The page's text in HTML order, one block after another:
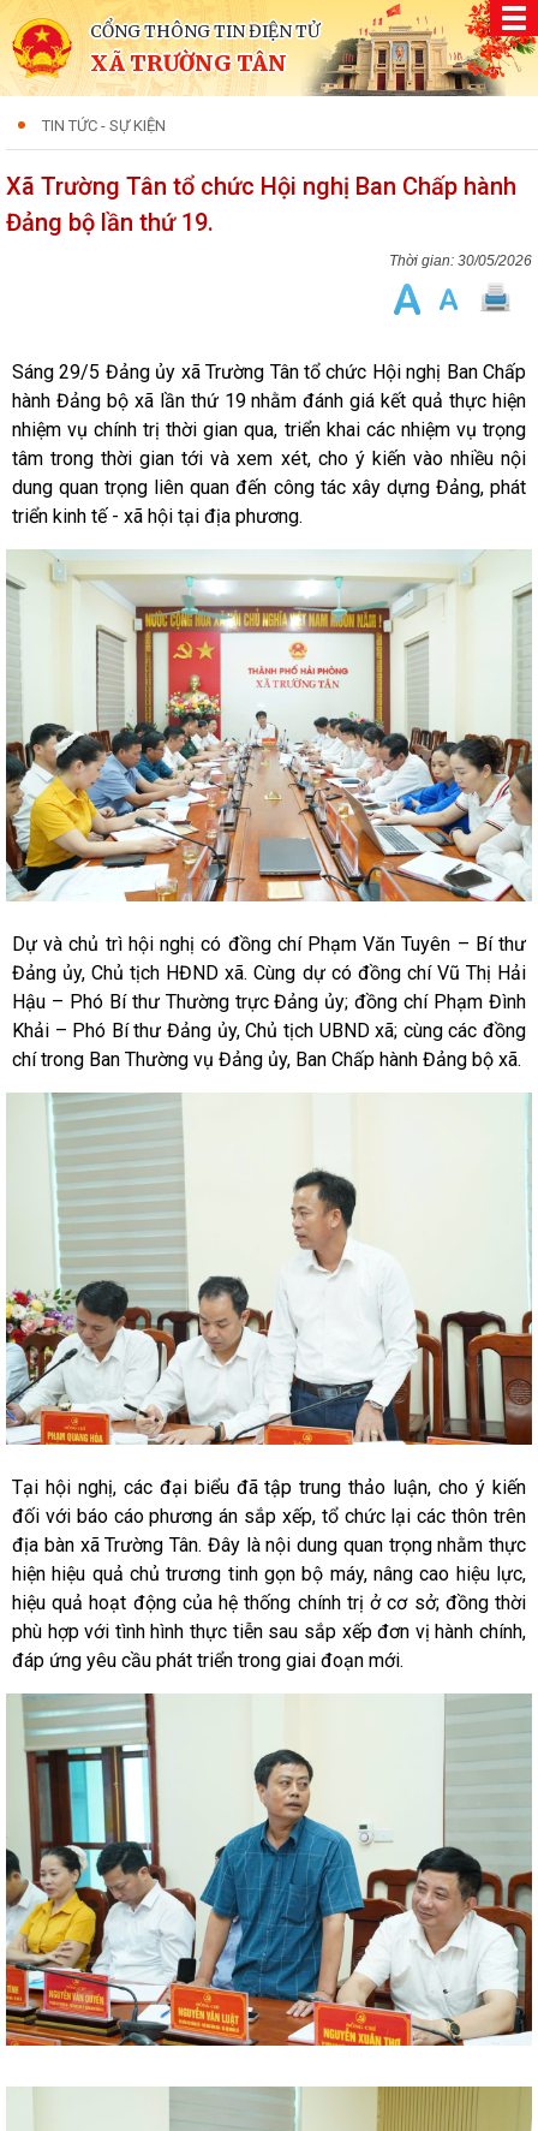
CỔNG THÔNG TIN ĐIỆN TỬ
XÃ TRƯỜNG TÂN
TIN TỨC - SỰ KIỆN
Xã Trường Tân tổ chức Hội nghị Ban Chấp hành
Đảng bộ lần thứ 19.
30/05/2026
Sáng 29/5 Đảng ủy xã Trường Tân tổ chức Hội nghị Ban Chấp
hành Đảng bộ xã lần thứ 19 nhằm đánh giá kết quả thực hiện
nhiệm vụ chính trị thời gian qua, triển khai các nhiệm vụ trọng
tâm trong thời gian tới và xem xét, cho ý kiến vào nhiều nội
dung quan trọng liên quan đến công tác xây dựng Đảng, phát
triển kinh tế - xã hội tại địa phương.
Dự và chủ trì hội nghị có đồng chí Phạm Văn Tuyên – Bí thư
Đảng ủy, Chủ tịch HĐND xã. Cùng dự có đồng chí Vũ Thị Hải
Hậu – Phó Bí thư Thường trực Đảng ủy; đồng chí Phạm Đình
Khải – Phó Bí thư Đảng ủy, Chủ tịch UBND xã; cùng các đồng
chí trong Ban Thường vụ Đảng ủy, Ban Chấp hành Đảng bộ xã.
Tại hội nghị, các đại biểu đã tập trung thảo luận, cho ý kiến
đối với báo cáo phương án sắp xếp, tổ chức lại các thôn trên
địa bàn xã Trường Tân. Đây là nội dung quan trọng nhằm thực
hiện hiệu quả chủ trương tinh gọn bộ máy, nâng cao hiệu lực,
hiệu quả hoạt động của hệ thống chính trị ở cơ sở; đồng thời
phù hợp với tình hình thực tiễn sau sắp xếp đơn vị hành chính,
đáp ứng yêu cầu phát triển trong giai đoạn mới.